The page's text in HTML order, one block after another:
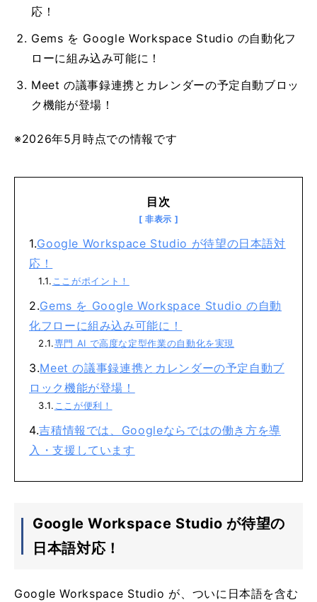
応！
Gems を Google Workspace Studio の自動化フ
ローに組み込み可能に！
Meet の議事録連携とカレンダーの予定自動ブロッ
ク機能が登場！
※2026年5月時点での情報です
目次
Google Workspace Studio が待望の日本語対
応！
ここがポイント！
Gems を Google Workspace Studio の自動
化フローに組み込み可能に！
専門 AI で高度な定型作業の自動化を実現
Meet の議事録連携とカレンダーの予定自動ブ
ロック機能が登場！
ここが便利！
吉積情報では、Googleならではの働き方を導
入・支援しています
Google Workspace Studio が待望の
日本語対応！
Google Workspace Studio が、ついに日本語を含む